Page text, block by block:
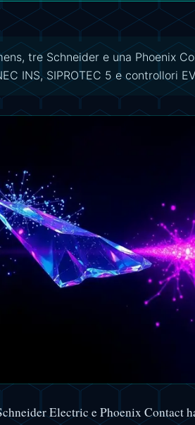
tre Schneider e una Phoenix
INS, SIPROTEC 5 e controllori
Electric e Phoenix Contact